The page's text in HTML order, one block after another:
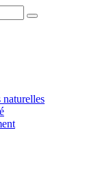
naturelles